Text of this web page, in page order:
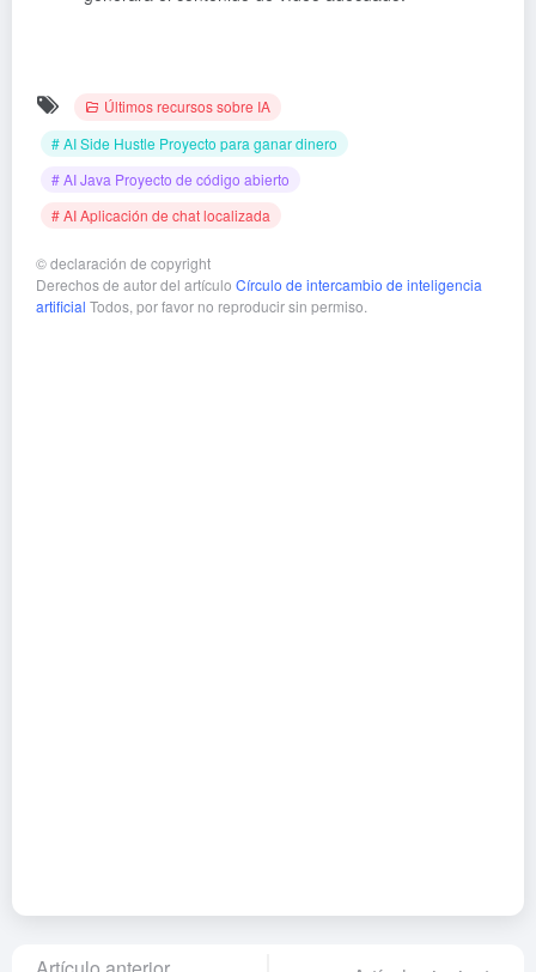
Últimos recursos sobre IA
# AI Side Hustle Proyecto para ganar dinero
# AI Java Proyecto de código abierto
# AI Aplicación de chat localizada
©declaración de copyright
Derechos de autor del artículo Círculo de intercambio de inteligencia
artificial Todos, por favor no reproducir sin permiso.